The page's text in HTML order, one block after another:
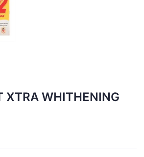
XTRA WHITHENING